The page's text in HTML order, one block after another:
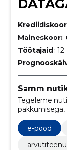
Maineskoor:
Töötajaid: 12
Samm
Tegeleme
mugavamaks
e-pood